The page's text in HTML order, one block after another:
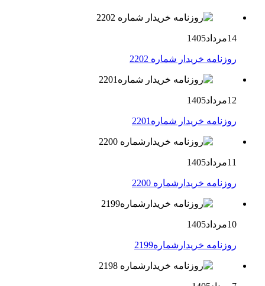
14مرداد1405
روزنامه خریدار شماره 2202
12مرداد1405
روزنامه خریدار شماره2201
11مرداد1405
روزنامه خریدارشماره 2200
10مرداد1405
روزنامه خریدارشماره2199